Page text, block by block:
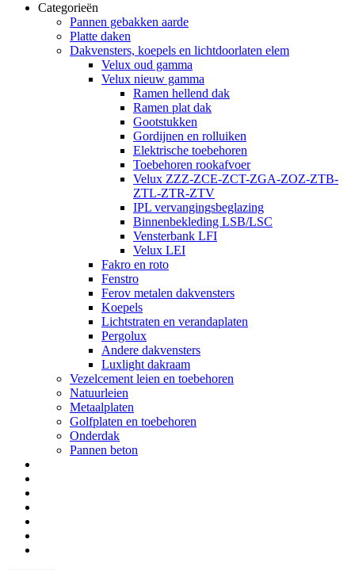
Categorieën
Pannen gebakken aarde
Platte daken
Dakvensters, koepels en lichtdoorlaten elem
Velux oud gamma
Velux nieuw gamma
Ramen hellend dak
Ramen plat dak
Gootstukken
Gordijnen en rolluiken
Elektrische toebehoren
Toebehoren rookafvoer
Velux ZZZ-ZCE-ZCT-ZGA-ZOZ-ZTB-
ZTL-ZTR-ZTV
IPL vervangingsbeglazing
Binnenbekleding LSB/LSC
Vensterbank LFI
Velux LEI
Fakro en roto
Fenstro
Ferov metalen dakvensters
Koepels
Lichtstraten en verandaplaten
Pergolux
Andere dakvensters
Luxlight dakraam
Vezelcement leien en toebehoren
Natuurleien
Metaalplaten
Golfplaten en toebehoren
Onderdak
Pannen beton